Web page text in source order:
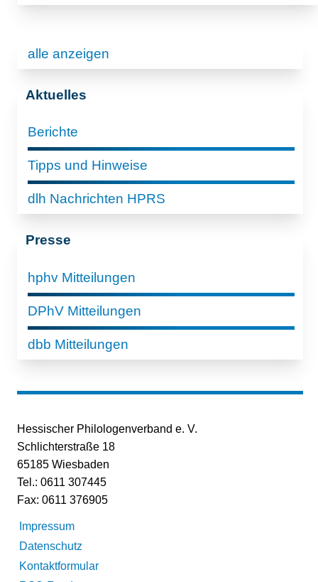
alle anzeigen
Aktuelles
Berichte
Tipps und Hinweise
dlh Nachrichten HPRS
Presse
hphv Mitteilungen
DPhV Mitteilungen
dbb Mitteilungen
Hessischer Philologenverband e. V.
Schlichterstraße 18
65185 Wiesbaden
Tel.: 0611 307445
Fax: 0611 376905
Impressum
Datenschutz
Kontaktformular